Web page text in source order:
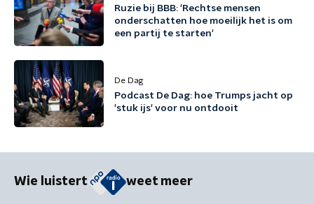
Ruzie bij BBB: 'Rechtse mensen
onderschatten hoe moeilijk het is om
een partij te starten'
De Dag
Podcast De Dag: hoe Trumps jacht op
'stuk ijs' voor nu ontdooit
Wie luistert weet meer